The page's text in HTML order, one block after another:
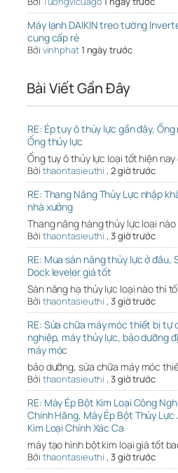
Máy lạnh DAIKIN treo tường
cung cấp rẻ
Bởi vinhphat1 ngày trước
Bài Viết Gần Đây
RE: Ép tuy ô thủy lực gần đây,
Ống thủy lực
Ống tuy ô thủy lực loại tốt hiện
Bởi thaontasieuthi , 2 giờ trước
RE: Thang Nâng Thủy Lực nhập
nhà xưởng
Thang nâng hàng thủy lực loại
Bởi thaontasieuthi , 3 giờ trước
RE: Mua sàn nâng thủy lực ở đâu,
Dock leveler giá tốt
Sàn nâng hạ thủy lực loại nào thì
Bởi thaontasieuthi , 3 giờ trước
RE: Sửa chữa máy móc thiết bị tự
nghiệp, máy thủy lực, bảo dưỡng
máy móc
bảo dưỡng, sửa chữa máy móc
Bởi thaontasieuthi , 3 giờ trước
RE: Máy Ép Bột Kim Loại Công
Chính Hãng, Máy Ép Bột Thủy Lực
Kim Loại Chính Xác Ca
máy tạo hình bột kim loại giá tốt
Bởi thaontasieuthi , 3 giờ trước